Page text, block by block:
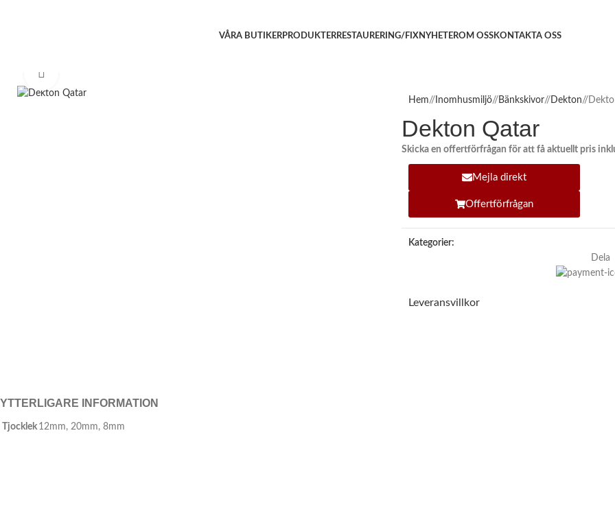
VÅRA BUTIKERPRODUKTERRESTAURERING/FIX NYHETEROM OSSKONTAKTA OSS
Hem/ Inomhusmiljö/ Bänkskivor/ Dekton/
Dekton Qatar
Skicka en offertförfrågan för att få aktuellt pris
Mejla direkt
Offertförfrågan
Kategorier:
Dela
Leveransvillkor
YTTERLIGARE INFORMATION
Tjocklek 12mm, 20mm, 8mm